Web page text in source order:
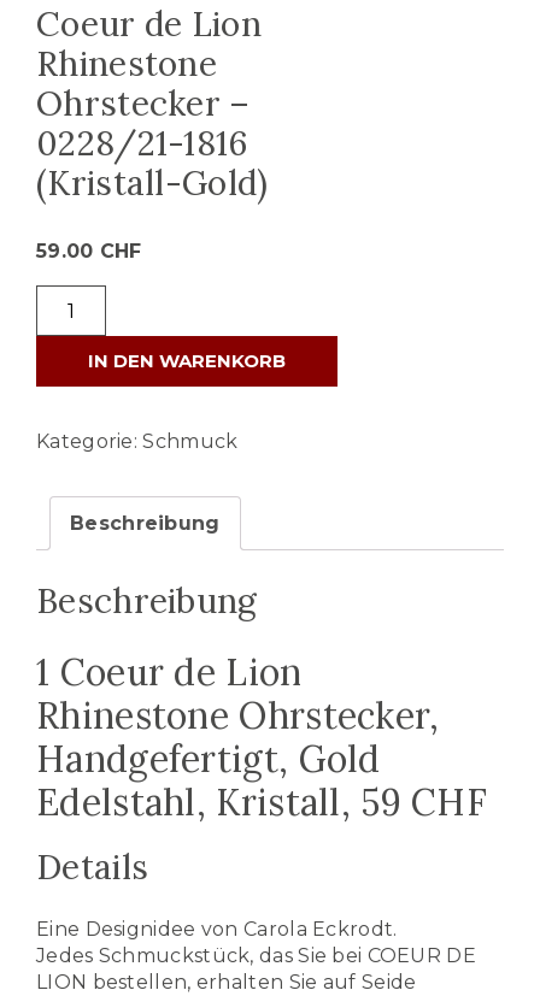
Coeur de Lion
Rhinestone
Ohrstecker –
0228/21-1816
(Kristall-Gold)
59.00 CHF
Coeur
de
Ohrstecker
0228/21-
1816
Gold)
IN DEN WARENKORB
Kategorie:Schmuck
Beschreibung
Beschreibung
1 Coeur de Lion
Rhinestone Ohrstecker,
Handgefertigt, Gold
Edelstahl, Kristall, 59 CHF
Details
Eine Designidee von Carola Eckrodt.
Jedes Schmuckstück, das Sie bei COEUR DE
LION bestellen, erhalten Sie auf Seide